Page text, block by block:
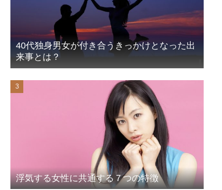
40代独身男女が付き合うきっかけとなった出
来事とは？
浮気する女性に共通する７つの特徴